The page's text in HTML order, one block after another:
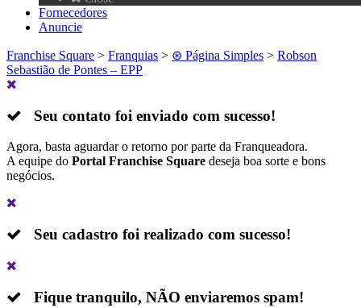
Fornecedores
Anuncie
Franchise Square > Franquias > ⊛ Página Simples > Robson
Sebastião de Pontes – EPP
Seu contato foi enviado com sucesso!
Agora, basta aguardar o retorno por parte da Franqueadora.
A equipe do Portal Franchise Square deseja boa sorte e bons
negócios.
Seu cadastro foi realizado com sucesso!
Fique tranquilo, NÃO enviaremos spam!